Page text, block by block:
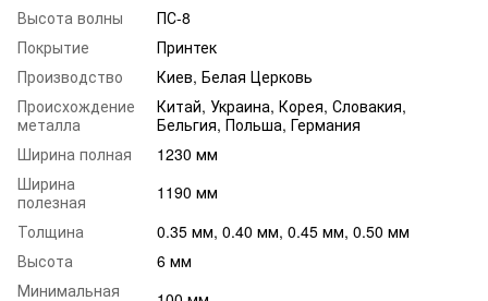
Высота волны
ПС-8
Покрытие
Принтек
Производство
Киев, Белая Церковь
Происхождение
металла
Китай, Украина, Корея, Словакия,
Бельгия, Польша, Германия
Ширина полная
1230 мм
Ширина
полезная
1190 мм
Толщина
0.35 мм, 0.40 мм, 0.45 мм, 0.50 мм
Высота
6 мм
Минимальная